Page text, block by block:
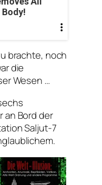
brachte, noch
die
Wesen …
an Bord der
Saljut-7